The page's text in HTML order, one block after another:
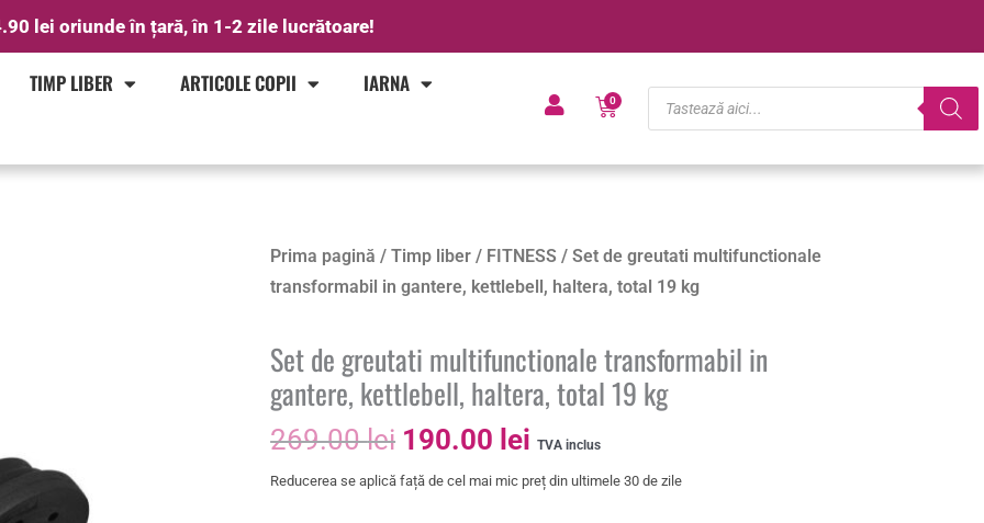
lei oriunde în țară, în 1-2 zile lucrătoare!
TIMP LIBER ARTICOLE COPII
IARNA
0
Cart
Products
search
Prima pagină /Timp liber / FITNESS / Set de greutati multifunctionale
transformabil in gantere, kettlebell, haltera, total 19 kg
Set de greutati multifunctionale transformabil in
gantere, kettlebell, haltera, total 19 kg
269.00lei
Prețul
inițial
fost:
269.00 lei.
190.00 lei
Prețul
curent
190.00 lei.
TVA inclus
Reducerea se aplică față de cel mai mic preț din ultimele 30 de zile